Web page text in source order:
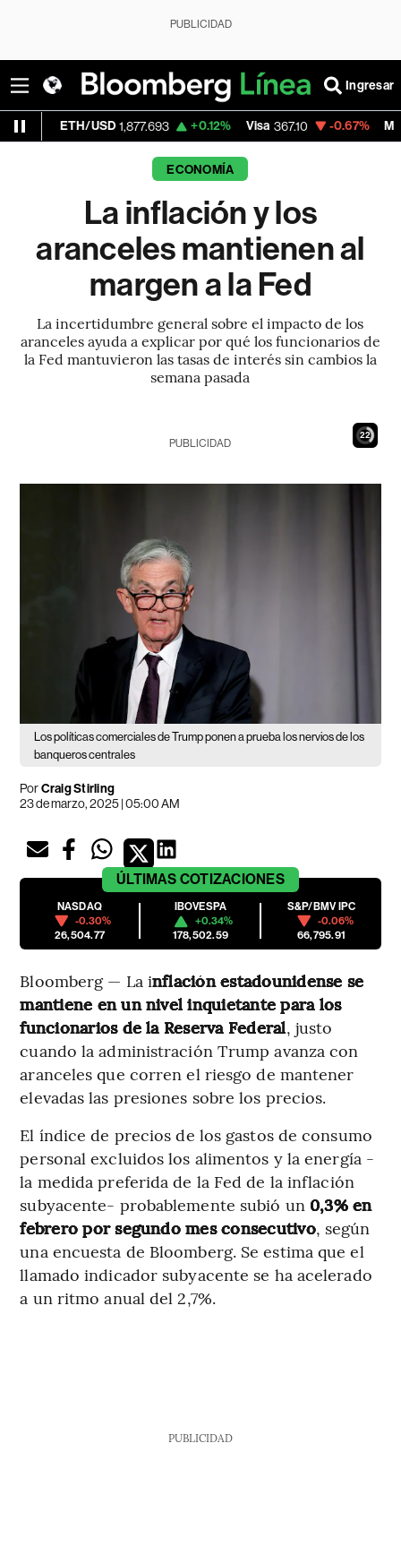
PUBLICIDAD
Ingresar
1,877.693 +0.12% Visa 367.10 -0.67% MercadoLibre
ECONOMÍA
La inflación y los
aranceles mantienen al
margen a la Fed
La incertidumbre general sobre el impacto de los
aranceles ayuda a explicar por qué los funcionarios de
la Fed mantuvieron las tasas de interés sin cambios la
semana pasada
21
PUBLICIDAD
Los políticas comerciales de Trump ponen a prueba los nervios de los
banqueros centrales
PorCraig Stirling
23 de marzo, 2025 | 05:00 AM
ÚLTIMAS COTIZACIONES
NASDAQ
-0.30%
26,504.77
IBOVESPA
+0.34%
178,502.59
S&P/BMV IPC
-0.06%
66,795.91
Bloomberg — La inflación estadounidense se
mantiene en un nivel inquietante para los
funcionarios de la Reserva Federal, justo
cuando la administración Trump avanza con
aranceles que corren el riesgo de mantener
elevadas las presiones sobre los precios.
El índice de precios de los gastos de consumo
personal excluidos los alimentos y la energía -
la medida preferida de la Fed de la inflación
subyacente- probablemente subió un 0,3% en
febrero por segundo mes consecutivo, según
una encuesta de Bloomberg. Se estima que el
llamado indicador subyacente se ha acelerado
a un ritmo anual del 2,7%.
PUBLICIDAD